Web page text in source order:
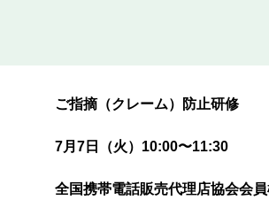
ご指摘（クレーム）防止研修
7月7日（火）10:00〜11:30
全国携帯電話販売代理店協会会